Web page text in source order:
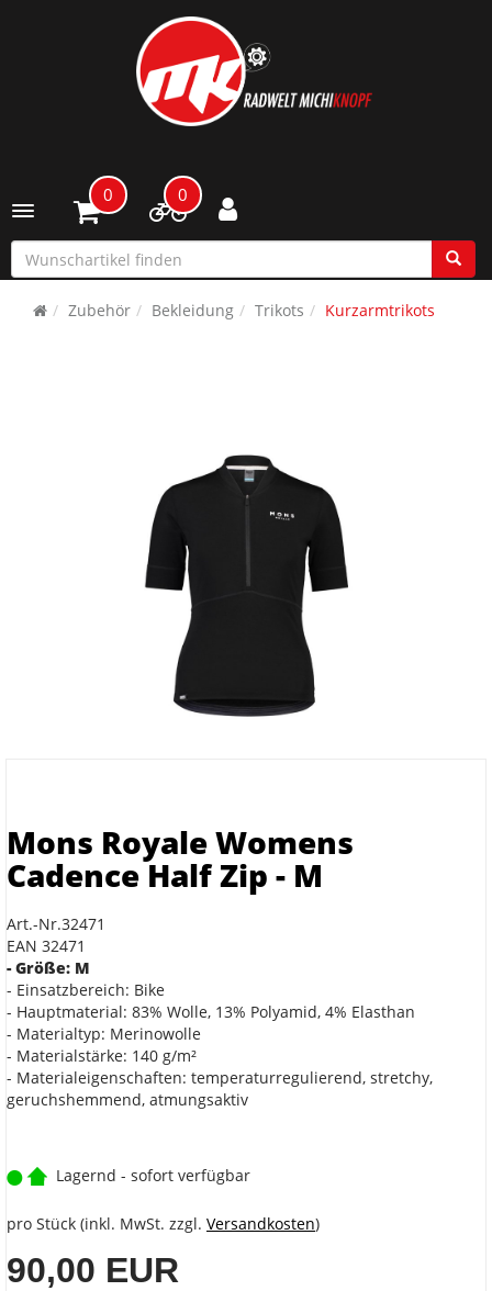
Toggle navigation
0 0
Zubehör Bekleidung Trikots Kurzarmtrikots
Mons Royale Womens
Cadence Half Zip - M
Art.-Nr.32471
EAN 32471
- Größe: M
- Einsatzbereich: Bike
- Hauptmaterial: 83% Wolle, 13% Polyamid, 4% Elasthan
- Materialtyp: Merinowolle
- Materialstärke: 140 g/m²
- Materialeigenschaften: temperaturregulierend, stretchy,
geruchshemmend, atmungsaktiv
Lagernd - sofort verfügbar
pro Stück (inkl. MwSt. zzgl. Versandkosten)
90,00 EUR